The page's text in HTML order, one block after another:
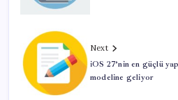
Next
iOS 27’nin en güçlü
modeline geliyor